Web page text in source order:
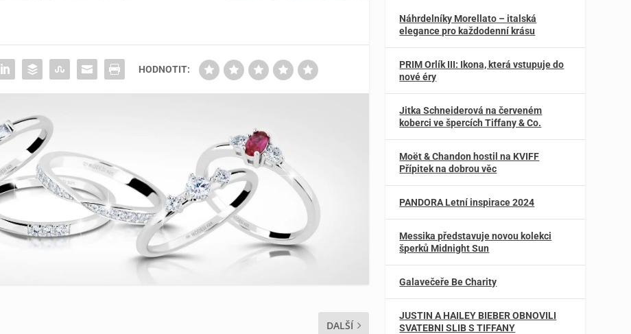
HODNOTIT:
DALŠÍ
Náhrdelníky Morellato – italská
elegance pro každodenní krásu
PRIM Orlík III: Ikona, která vstupuje do
nové éry
Jitka Schneiderová na červeném
koberci ve špercích Tiffany & Co.
Moët & Chandon hostil na KVIFF
Přípitek na dobrou věc
PANDORA Letní inspirace 2024
Messika představuje novou kolekci
šperků Midnight Sun
Galavečeře Be Charity
JUSTIN A HAILEY BIEBER OBNOVILI
SVATEBNI SLIB S TIFFANY